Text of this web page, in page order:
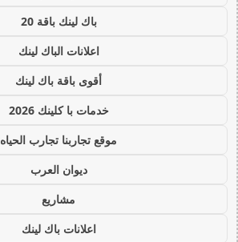
باك لينك باقة 20
اعلانات الباك لينك
أقوى باقة باك لينك
خدمات با كلينك 2026
موقع تجاربنا تجارب الحياه
ديوان العرب
مشاريع
اعلانات باك لينك